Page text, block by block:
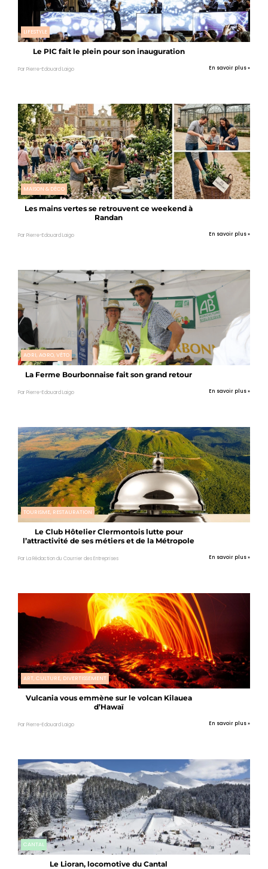
LIFESTYLE
Le PIC fait le plein pour son inauguration
Par Pierre-Edouard Laigo En savoir plus »
MAISON & DÉCO
Les mains vertes se retrouvent ce weekend à
Randan
Par Pierre-Edouard Laigo En savoir plus »
AGRI, AGRO, VÉTO
La Ferme Bourbonnaise fait son grand retour
Par Pierre-Edouard Laigo En savoir plus »
TOURISME, RESTAURATION
Le Club Hôtelier Clermontois lutte pour
l’attractivité de ses métiers et de la Métropole
Par La Rédaction du Courrier des Entreprises En savoir plus »
ART, CULTURE, DIVERTISSEMENT
Vulcania vous emmène sur le volcan Kilauea
d’Hawaï
Par Pierre-Edouard Laigo En savoir plus »
CANTAL
Le Lioran, locomotive du Cantal